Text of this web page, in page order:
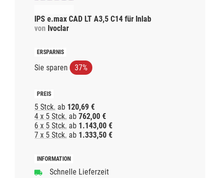
IPS e.max CAD LT A3,5 C14 für Inlab
von Ivoclar
Sie sparen 37%
5 Stck. ab 120,69 €
4 x 5 Stck. ab 762,00 €
6 x 5 Stck. ab 1.143,00 €
7 x 5 Stck. ab 1.333,50 €
Schnelle Lieferzeit